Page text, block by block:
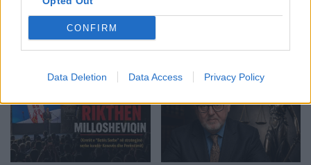
CONFIRM
Data Deletion Data Access Privacy Policy
Nagavci: Të gjithë
deputetët mbajnë
përgjegjësi për zgjedhjen
Universiteti i Prizrenit
Ndërkombëtare